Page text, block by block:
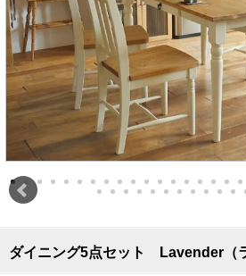
ダイニング5点セット Lavender（